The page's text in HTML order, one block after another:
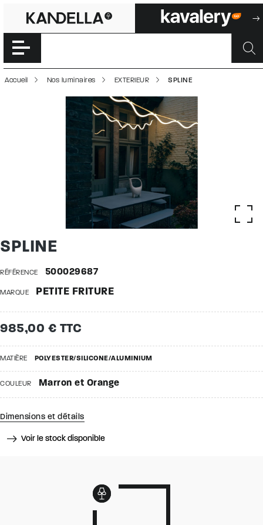
SPLINE |
Accéder directement au contenu de la page
Accueil Nos luminaires EXTERIEUR SPLINE
SPLINE
RÉFÉRENCE 500029687
MARQUE PETITE FRITURE
985,00 € TTC
MATIÈRE POLYESTER/SILICONE/ALUMINIUM
COULEUR Marron et Orange
Dimensions et détails
Voir le stock disponible